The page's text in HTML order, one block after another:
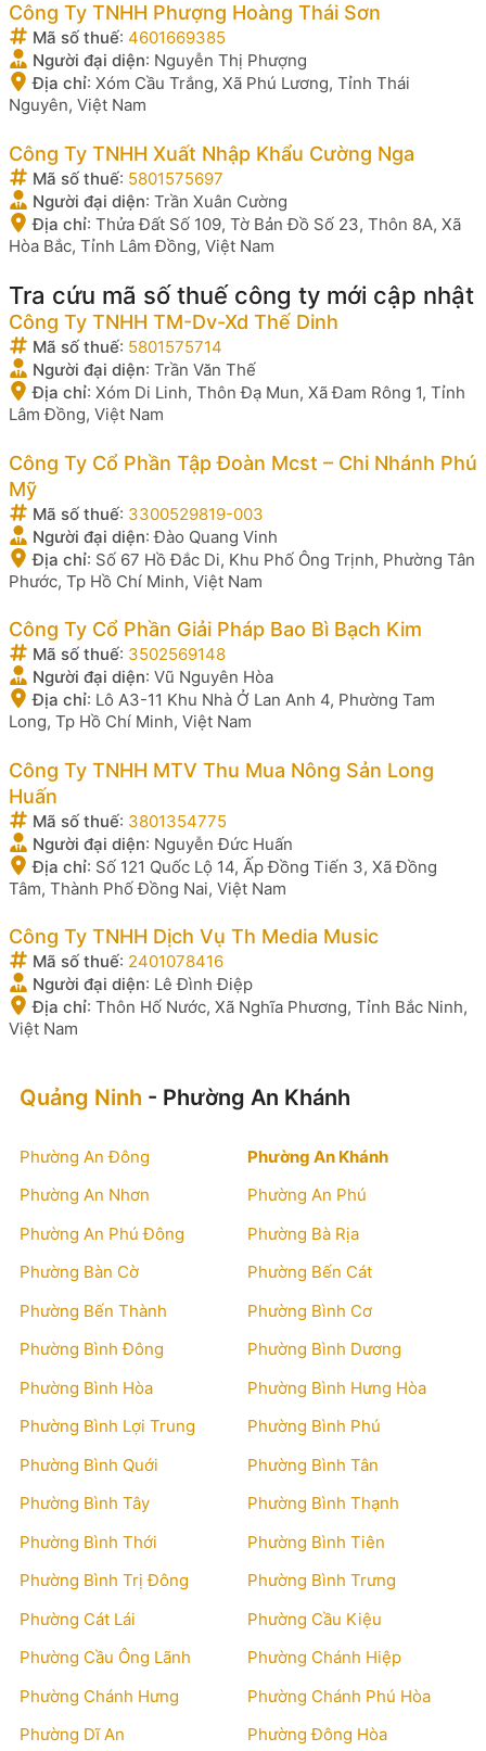
Công Ty TNHH Phượng Hoàng Thái Sơn
Mã số thuế: 4601669385
Người đại diện: Nguyễn Thị Phượng
Địa chỉ: Xóm Cầu Trắng, Xã Phú Lương, Tỉnh Thái
Nguyên, Việt Nam
Công Ty TNHH Xuất Nhập Khẩu Cường Nga
Mã số thuế: 5801575697
Người đại diện: Trần Xuân Cường
Địa chỉ: Thửa Đất Số 109, Tờ Bản Đồ Số 23, Thôn 8A, Xã
Hòa Bắc, Tỉnh Lâm Đồng, Việt Nam
Tra cứu mã số thuế công ty mới cập nhật
Công Ty TNHH TM-Dv-Xd Thế Dinh
Mã số thuế: 5801575714
Người đại diện: Trần Văn Thế
Địa chỉ: Xóm Di Linh, Thôn Đạ Mun, Xã Đam Rông 1, Tỉnh
Lâm Đồng, Việt Nam
Công Ty Cổ Phần Tập Đoàn Mcst – Chi Nhánh Phú
Mỹ
Mã số thuế: 3300529819-003
Người đại diện:Đào Quang Vinh
Địa chỉ: Số 67 Hồ Đắc Di, Khu Phố Ông Trịnh, Phường Tân
Phước, Tp Hồ Chí Minh, Việt Nam
Công Ty Cổ Phần Giải Pháp Bao Bì Bạch Kim
Mã số thuế: 3502569148
Người đại diện: Vũ Nguyên Hòa
Địa chỉ: Lô A3-11 Khu Nhà Ở Lan Anh 4, Phường Tam
Long, Tp Hồ Chí Minh, Việt Nam
Công Ty TNHH MTV Thu Mua Nông Sản Long
Huấn
Mã số thuế: 3801354775
Người đại diện: Nguyễn Đức Huấn
Địa chỉ: Số 121 Quốc Lộ 14, Ấp Đồng Tiến 3, Xã Đồng
Tâm, Thành Phố Đồng Nai, Việt Nam
Công Ty TNHH Dịch Vụ Th Media Music
Mã số thuế: 2401078416
Người đại diện: Lê Đình Điệp
Địa chỉ: Thôn Hố Nước, Xã Nghĩa Phương, Tỉnh Bắc Ninh,
Việt Nam
Quảng Ninh - Phường An Khánh
Phường An Đông
Phường An Khánh
Phường An Nhơn
Phường An Phú
Phường An Phú Đông
Phường Bà Rịa
Phường Bàn Cờ
Phường Bến Cát
Phường Bến Thành
Phường Bình Cơ
Phường Bình Đông
Phường Bình Dương
Phường Bình Hòa
Phường Bình Hưng Hòa
Phường Bình Lợi Trung
Phường Bình Phú
Phường Bình Quới
Phường Bình Tân
Phường Bình Tây
Phường Bình Thạnh
Phường Bình Thới
Phường Bình Tiên
Phường Bình Trị Đông
Phường Bình Trưng
Phường Cát Lái
Phường Cầu Kiệu
Phường Cầu Ông Lãnh
Phường Chánh Hiệp
Phường Chánh Hưng
Phường Chánh Phú Hòa
Phường Dĩ An
Phường Đông Hòa